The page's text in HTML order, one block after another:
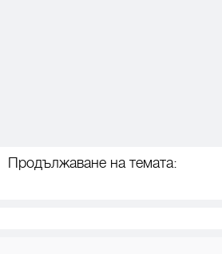
Продължаване на темата: